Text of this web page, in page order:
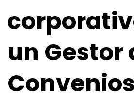
Blog
un Gestor